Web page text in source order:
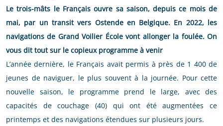
Le trois-mâts le Français ouvre sa saison, depuis ce mois de
mai, par un transit vers Ostende en Belgique. En 2022, les
navigations de Grand Voilier École vont allonger la foulée. On
vous dit tout sur le copieux programme à venir
L’année dernière, le Français avait permis à près de 1 400 de
jeunes de naviguer, le plus souvent à la journée. Pour cette
nouvelle saison, le programme prend le large, avec des
capacités de couchage (40) qui ont été augmentées ce
printemps et des navigations étendues sur plusieurs jours.